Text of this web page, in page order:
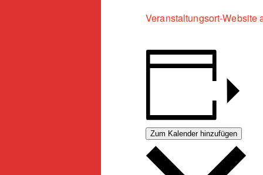
Veranstaltungsort-Website
Zum Kalender hinzufügen